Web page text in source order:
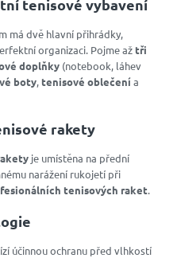
tenisové vybavení
má dvě hlavní přihrádky,
organizaci. Pojme ažtři
doplňky (notebook, láhev
boty,tenisové oblečení a
rakety
je umístěna na přední
narážení rukojetí při
tenisových raket.
účinnou ochranu před vlhkostí